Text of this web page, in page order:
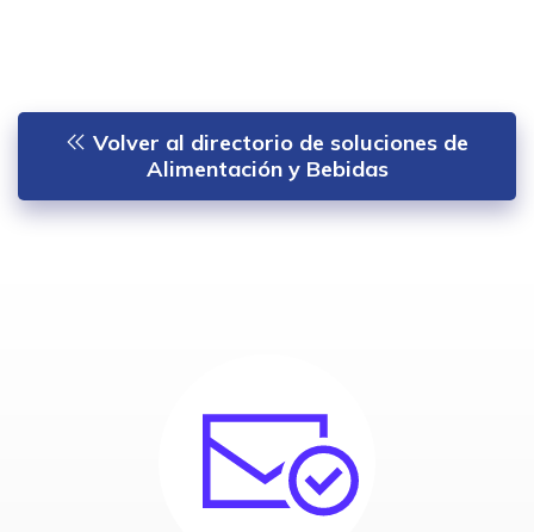
Volver al directorio de soluciones de
Alimentación y Bebidas